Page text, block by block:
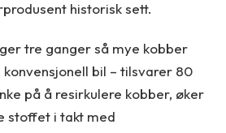
historisk sett.
tre ganger så mye kobber
bil – tilsvarer 80
på å resirkulere kobber, øker
stoffet i takt med